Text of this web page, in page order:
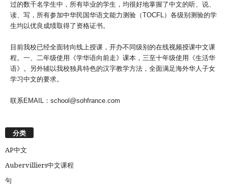
过的数千名学生中，所有毕业的学生，均很好地掌握了中文的听、说、
读、写，所有参加中华民国华语文能力测验（TOCFL）各级别测验的学
生均以优良成绩取得了资格证书。
目前我校已经全面转向线上授课，开办不同级别的在线视频授课中文课
程。一、二年级使用《学华语向前走》课本，三至十年级使用《生活华
语》。另外辅以我校独具特色的汉字教学方法，全面满足海外华人子女
学习中文的要求。
联系EMAIL：school@sohfrance.com
分类
AP中文
Aubervilliers中文课程
句